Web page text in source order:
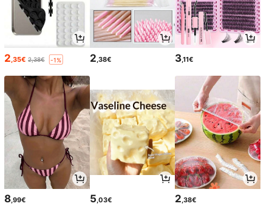
2 ,35€ 2,38€ -1% 2 ,38€ 3,11€
8,99€ 5,03€ 2,38€